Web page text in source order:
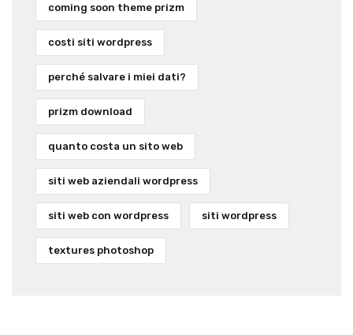
coming soon theme prizm
costi siti wordpress
perché salvare i miei dati?
prizm download
quanto costa un sito web
siti web aziendali wordpress
siti web con wordpress siti wordpress
textures photoshop